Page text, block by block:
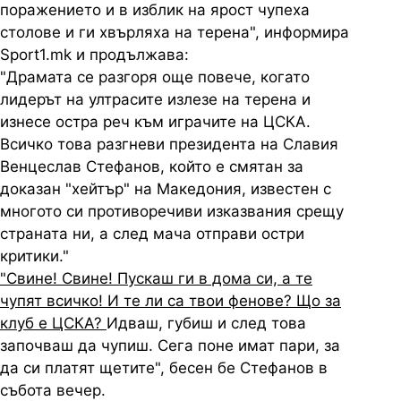
поражението и в изблик на ярост чупеха
столове и ги хвърляха на терена", информира
Sport1.mk и продължава:
"Драмата се разгоря още повече, когато
лидерът на ултрасите излезе на терена и
изнесе остра реч към играчите на ЦСКА.
Всичко това разгневи президента на Славия
Венцеслав Стефанов, който е смятан за
доказан "хейтър" на Македония, известен с
многото си противоречиви изказвания срещу
страната ни, а след мача отправи остри
критики."
"Свине! Свине! Пускаш ги в дома си, а те
чупят всичко! И те ли са твои фенове? Що за
клуб е ЦСКА? Идваш, губиш и след това
започваш да чупиш. Сега поне имат пари, за
да си платят щетите", бесен бе Стефанов в
събота вечер.